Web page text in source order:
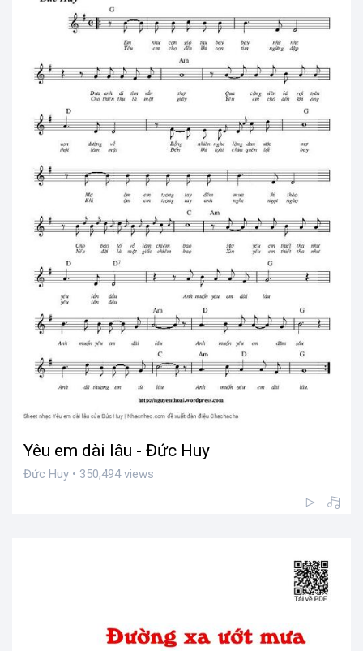
Yêu em dài lâu - Đức Huy
Đức Huy • 350,494 views